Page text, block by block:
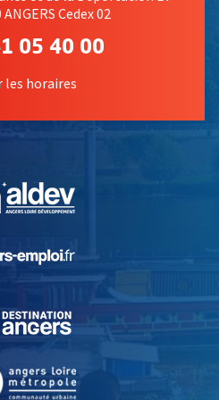
Cedex 02
05 40 00
les horaires
, Ouvre une nouvelle
, Ouvre une nouvelle